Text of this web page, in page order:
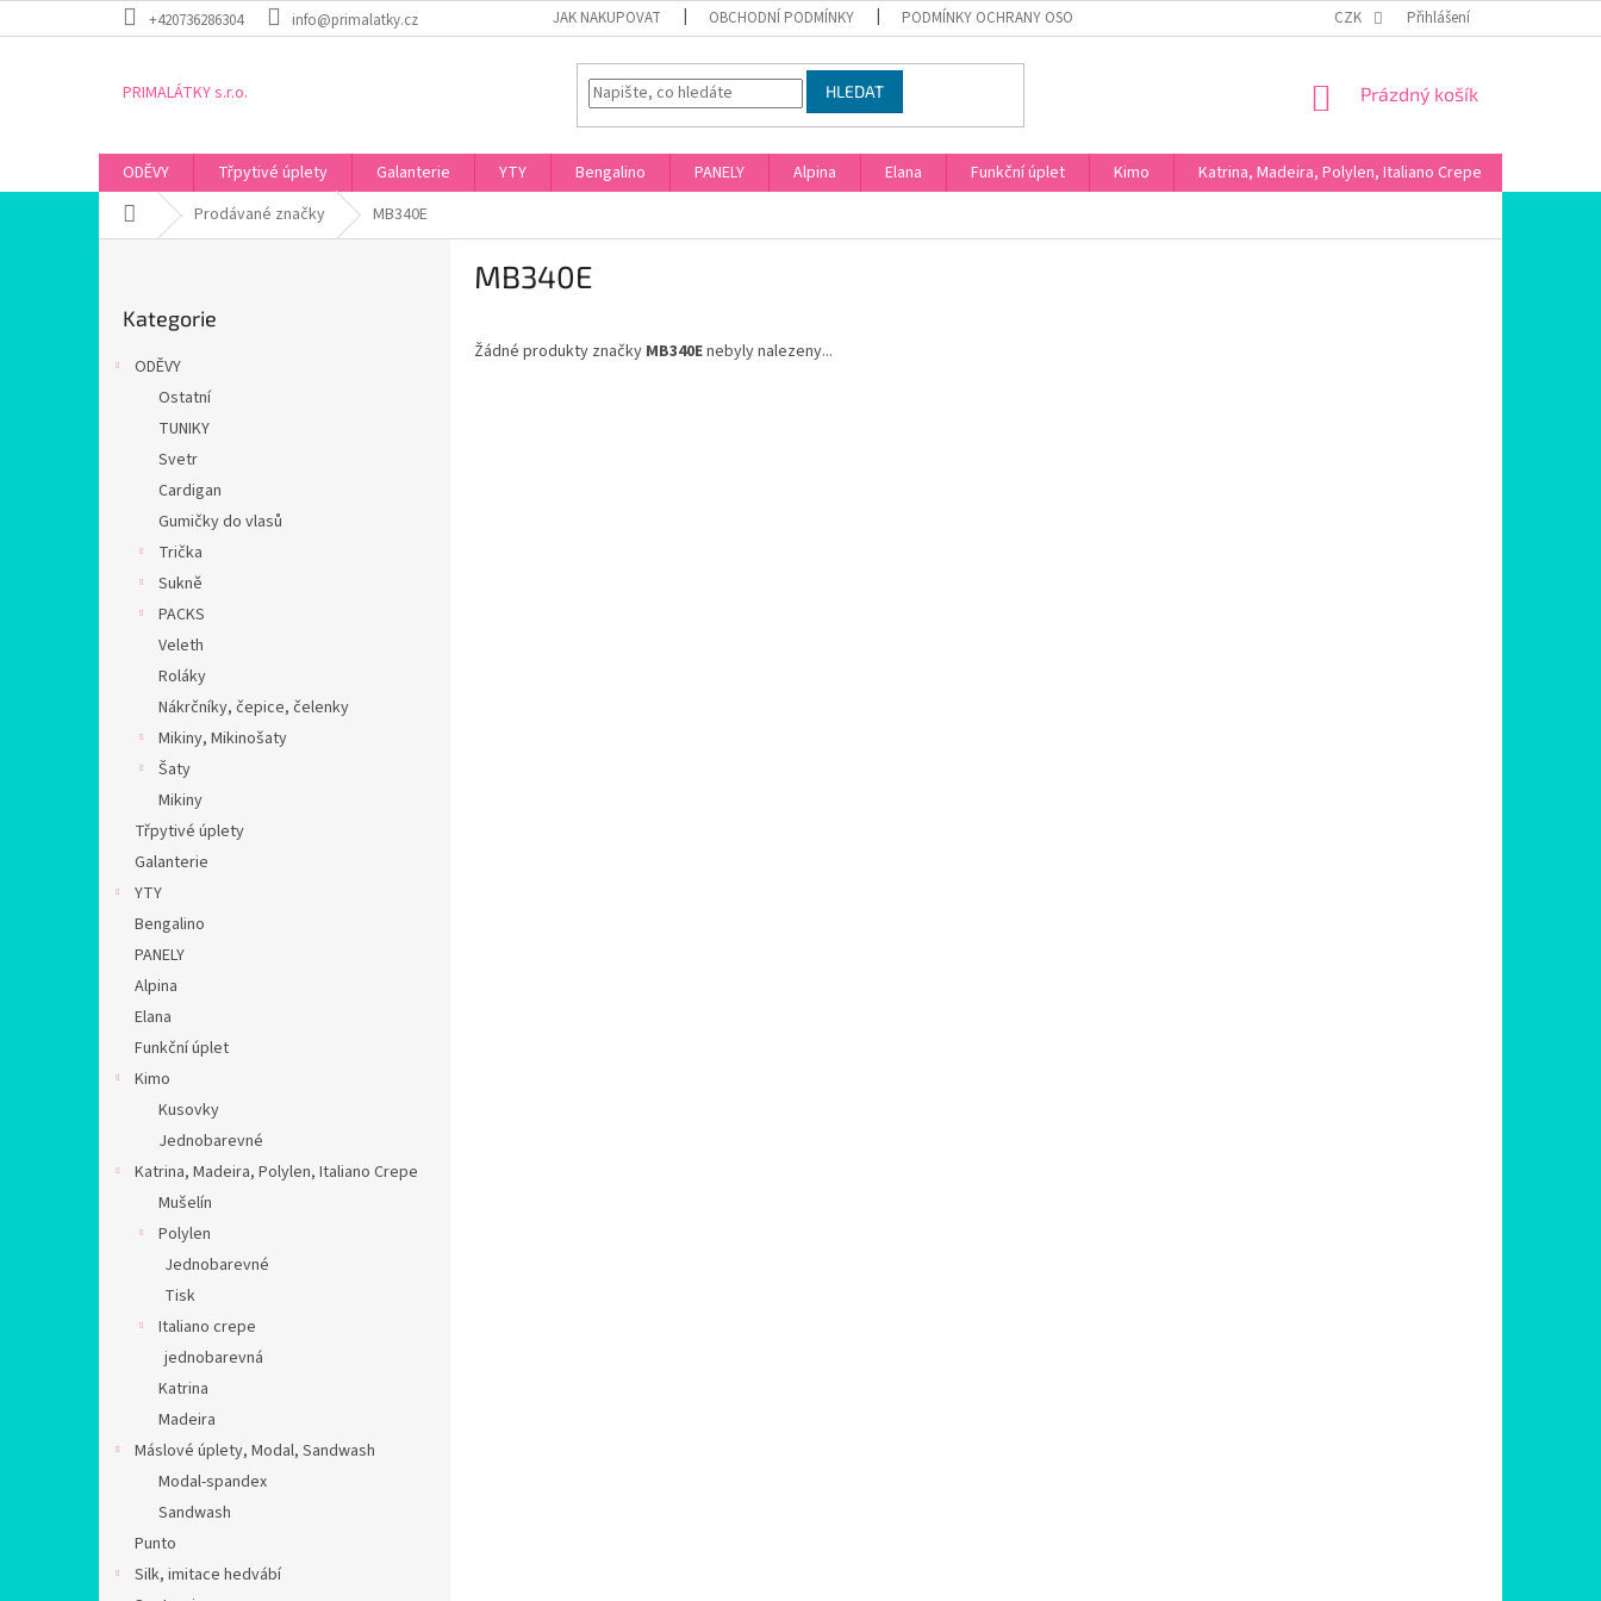
na
+420736286304 info@primalatky.cz JAK NAKUPOVAT OBCHODNÍ PODMÍNKY PODMÍNKY OCHRANY OSOBNÍCH ÚDAJŮ CZK Přihlášení
PRIMALÁTKY s.r.o. HLEDAT
NÁKUPNÍ
Prázdný košík
ODĚVY Třpytivé úplety Galanterie YTY Bengalino PANELY Alpina Elana Funkční úplet Kimo Katrina, Madeira, Polylen, Italiano Crepe
Domů Prodávané značky MB340E
kategorie
Kategorie
ODĚVY
Ostatní
TUNIKY
Svetr
Cardigan
Gumičky do vlasů
Trička
Sukně
PACKS
Veleth
Roláky
Nákrčníky, čepice, čelenky
Mikiny, Mikinošaty
Šaty
Mikiny
Třpytivé úplety
Galanterie
YTY
Bengalino
PANELY
Alpina
Elana
Funkční úplet
Kimo
Kusovky
Jednobarevné
Katrina, Madeira, Polylen, Italiano Crepe
Mušelín
Polylen
Jednobarevné
Tisk
Italiano crepe
jednobarevná
Katrina
Madeira
Máslové úplety, Modal, Sandwash
Modal-spandex
Sandwash
Punto
Silk, imitace hedvábí
MB340E
Žádné produkty značky MB340Enebyly nalezeny...